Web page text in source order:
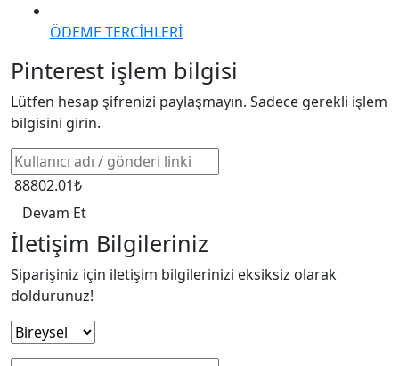
ÖDEME TERCİHLERİ
Pinterest işlem bilgisi
Lütfen hesap şifrenizi paylaşmayın. Sadece gerekli işlem
bilgisini girin.
88802.01₺
Devam Et
İletişim Bilgileriniz
Siparişiniz için iletişim bilgilerinizi eksiksiz olarak
doldurunuz!